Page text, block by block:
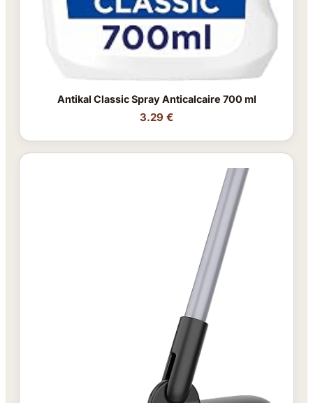
Antikal Classic Spray Anticalcaire 700 ml
3.29 €